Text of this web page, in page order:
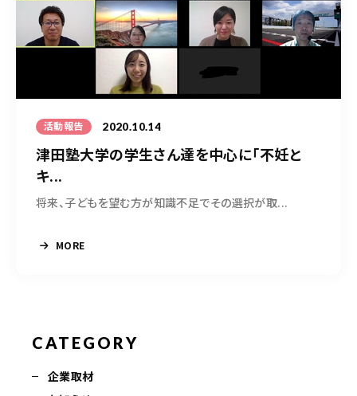
活動報告 2020.10.14
津田塾大学の学生さん達を中心に「不妊と
キ...
将来、子どもを望む方が知識不足でその選択が取...
MORE
CATEGORY
企業取材